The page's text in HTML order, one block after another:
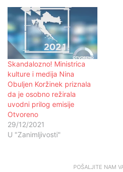
Skandalozno! Ministrica
kulture i medija Nina
Obuljen Koržinek priznala
da je osobno režirala
uvodni prilog emisije
Otvoreno
29/12/2021
U "Zanimljivosti"
POŠALJITE NAM